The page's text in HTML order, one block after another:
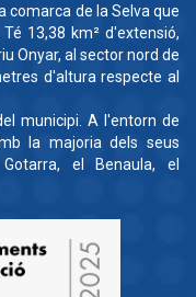
comarca de la Selva que
13,38 km² d'extensió,
Onyar, al sector nord de
d'altura respecte al
municipi. A l'entorn de
la majoria dels seus
el Benaula, el